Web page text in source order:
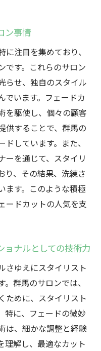
ン事情
注目を集めており、
です。これらのサロン
らせ、独自のスタイル
でいます。フェードカ
を駆使し、個々の顧客
供することで、群馬の
しています。また、
ーを通じて、スタイリ
り、その結果、洗練さ
ます。このような積極
ードカットの人気を支
ョナルとしての技術力
さゆえにスタイリスト
群馬のサロンでは、
ために、スタイリスト
特に、フェードの微妙
は、細かな調整と経験
理解し、最適なカット